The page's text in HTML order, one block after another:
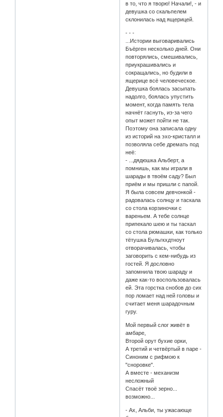
в то, что я творю! Начали!, - и
девушка со скальпелем
склонилась над ящерицей.
- - -
...Истории выговаривались
Бъёрген несколько дней. Они
повторялись, смешивались,
приукрашивались и
сокращались, но будили в
ящерице всё человеческое.
Девушка боялась засыпать
надолго, боялась упустить
момент, когда память тела
начнёт гаснуть, из-за чего
опыт может пойти не так.
Поэтому она записала одну
из историй на эхо-кристалл и
позволяла себе дремать под
неё:
- ...дядюшка Альберт, а
помнишь, как мы играли в
шарады в твоём саду? Был
приём и мы пришли с папой.
Я была совсем девчонкой -
радовалась солнцу и таскала
со стола корзиночки с
вареньем. А тебе солнце
припекало шею и ты таскал
со стола рюмашки, как только
тётушка Бульгкхдтноут
отворачивалась, чтобы
заговорить с кем-нибудь из
гостей. Я дословно
запомнила твою шараду и
даже как-то воспользовалась
ей. Эта горстка снобов до сих
пор ломает над ней головы и
считает меня шарадочным
гуру.
Мой первый слог живёт в
амбаре,
Второй орут бухие орки,
А третий и четвёртый в паре -
Синоним с рифмою к
"сноровке".
А вместе - механизм
несложный
Спасёт твоё зерно...
возможно...
- Ах, Альби, ты ужасающе